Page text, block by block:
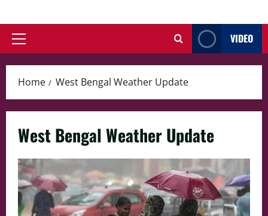
to
contentPrimary
VIDEO
Home West Bengal Weather Update
West Bengal Weather Update